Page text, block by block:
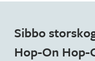
Sibbo
Hop-On Hop-